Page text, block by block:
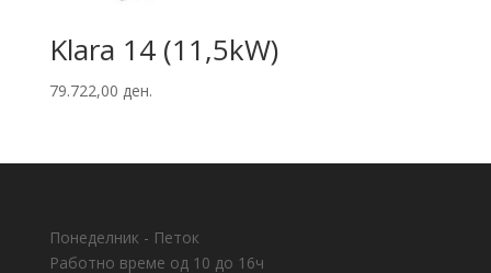
Klara 14 (11,5kW)
79.722,00 ден.
Понеделник - Петок
Работно време од 10 до 16ч